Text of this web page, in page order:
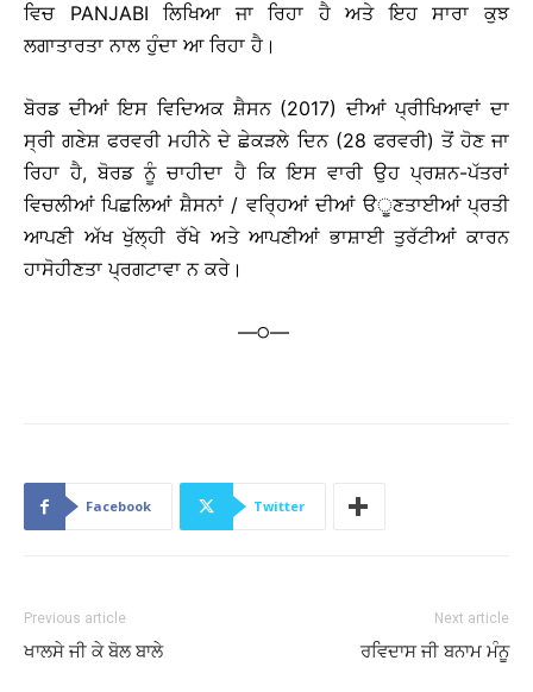
ਵਿਚ PANJABI ਲਿਖਿਆ ਜਾ ਰਿਹਾ ਹੈ ਅਤੇ ਇਹ ਸਾਰਾ ਕੁਝ
ਲਗਾਤਾਰਤਾ ਨਾਲ ਹੁੰਦਾ ਆ ਰਿਹਾ ਹੈ।
ਬੋਰਡ ਦੀਆਂ ਇਸ ਵਿਦਿਅਕ ਸ਼ੈਸਨ (2017) ਦੀਆਂ ਪ੍ਰੀਖਿਆਵਾਂ ਦਾ
ਸ੍ਰੀ ਗਣੇਸ਼ ਫਰਵਰੀ ਮਹੀਨੇ ਦੇ ਛੇਕੜਲੇ ਦਿਨ (28 ਫਰਵਰੀ) ਤੋਂ ਹੋਣ ਜਾ
ਰਿਹਾ ਹੈ, ਬੋਰਡ ਨੂੰ ਚਾਹੀਦਾ ਹੈ ਕਿ ਇਸ ਵਾਰੀ ਉਹ ਪ੍ਰਸ਼ਨ-ਪੱਤਰਾਂ
ਵਿਚਲੀਆਂ ਪਿਛਲਿਆਂ ਸ਼ੈਸਨਾਂ / ਵਰ੍ਹਿਆਂ ਦੀਆਂ ੳੂਣਤਾਈਆਂ ਪ੍ਰਤੀ
ਆਪਣੀ ਅੱਖ ਖੁੱਲ੍ਹੀ ਰੱਖੇ ਅਤੇ ਆਪਣੀਆਂ ਭਾਸ਼ਾਈ ਤੁਰੱਟੀਆਂ ਕਾਰਨ
ਹਾਸੋਹੀਣਤਾ ਪ੍ਰਗਟਾਵਾ ਨ ਕਰੇ।
—੦—
Facebook Twitter
Previous article
ਖਾਲਸੇ ਜੀ ਕੇ ਬੋਲ ਬਾਲੇ
Next article
ਰਵਿਦਾਸ ਜੀ ਬਨਾਮ ਮੰਨੂ